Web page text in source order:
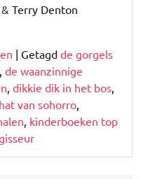
Terry Denton
| Getagd de gorgels
de waanzinnige
dikkie dik in het bos
van sohorro
kinderboeken top